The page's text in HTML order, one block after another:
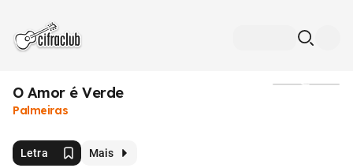
O Amor é Verde
Palmeiras
Letra Mais